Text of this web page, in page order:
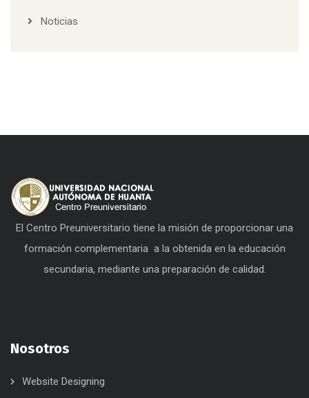
Noticias
El Centro Preuniversitario tiene la misión de proporcionar una
formación complementaria a la obtenida en la educación
secundaria, mediante una preparación de calidad.
Nosotros
Website Designing